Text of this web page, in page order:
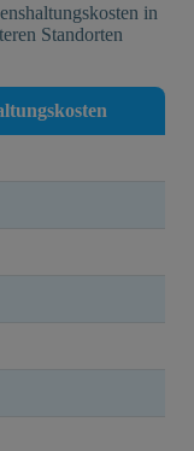
in
Standorten